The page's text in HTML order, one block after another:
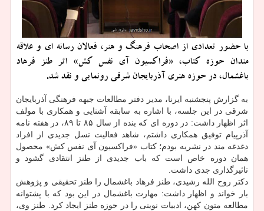
با حضور تعدادی از اصحاب فرهنگ و هنر، فعالان رسانه ای و علاقه
مندان حوزه کتاب، «فراکسیون آی نفس کش» اثر طنز فرهاد
باغشمال، در حوزه هنری آذربایجان شرقی رونمایی و نقد شد.
به گزارش پنجشنبه ایرنا، مدیر دفتر مطالعات جبهه فرهنگی آذربایجان
شرقی در این جلسه، با اشاره به سابقه آشنایی و همکاری با مولف
اثر اظهار داشت: در دوره ای که بنده از سال ۸۵ تا ۸۹، در هفته نامه
آذرپیام توفیق همکاری داشتم، شاهد فعالیت نسل جدیدی از افراد
دغدغه مند در نشریه بودم؛ کتاب «فراکسیون آی نفس کش» محصول
همان دوره خاص است که باب جدیدی از طنز انتقادی گشود و
تاثیرگذاری جدی داشت.
دکتر روح الله رشیدی، طنز فرهاد باغشمال را طنز تحقیقی و پژوهش
بار خواند و اظهار داشت: مهارت باغشمال در این بود که با پشتوانه
مطالعه متون کهن، ادبیات نوینی را در حوزه طنز ایجاد کرد. طنز وی،